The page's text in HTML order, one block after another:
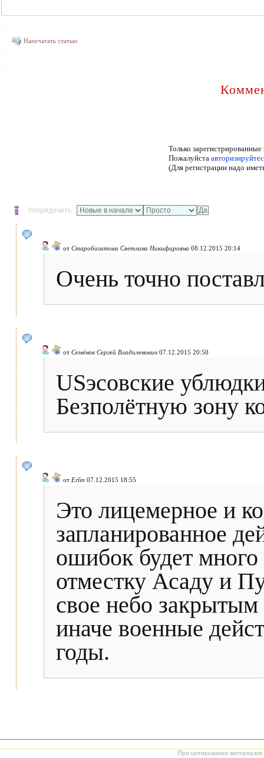
Напечатать статью
Только
Пожалуйста
(Для регистрации надо
Упорядочить:
от Старобогатова Светлана Никифировна 08.12.2015 20:14
Очень точно
от Семёнов Сергей Владиленович 07.12.2015 20:50
USэсовские
Безполётную зону
от Erlin 07.12.2015 18:55
Это лицемерное и
запланированное
ошибок будет
отместку Асаду и
свое небо
иначе военные
годы.
При цитировании материалов